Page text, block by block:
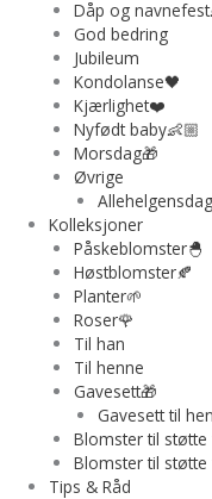
Dåp og
God bedring
Jubileum
Kondolanse🖤
Kjærlighet❤️
Nyfødt baby👶🏼
Morsdag🎁
Øvrige
Allehelgensdag
Kolleksjoner
Påskeblomster🐣
Høstblomster🍂
Planter🌱
Roser🌹
Til han
Til henne
Gavesett🎁
Gavesett til
Blomster til støtte
Blomster til
Tips & Råd